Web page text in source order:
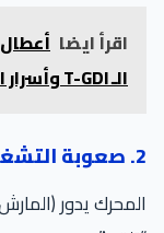
اقرأ ايضا
الـ T-GDI وأسرار الحقن المباشر (الجزء الأول)
2. صعوبة التشغيل (Hard Starting)
المحرك يدور